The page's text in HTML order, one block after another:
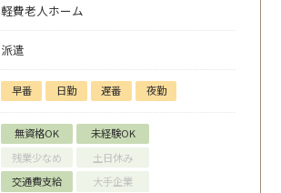
軽費老人ホーム
派遣
早番 日勤 遅番 夜勤
無資格OK
未経験OK
残業少なめ
土日休み
交通費支給
大手企業